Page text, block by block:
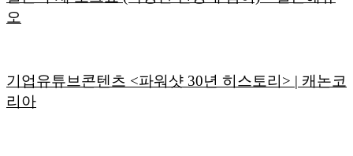
오
기업유튜브콘텐츠 <파워샷 30년 히스토리> | 캐논코
리아